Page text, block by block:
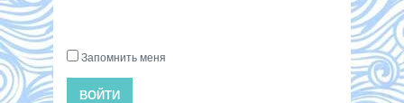
Запомнить меня
ВОЙТИ